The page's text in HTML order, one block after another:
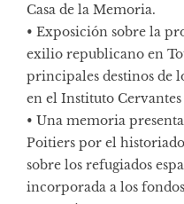
Casa de la Memoria.
• Exposición sobre la
exilio republicano en
principales destinos de
en el Instituto
• Una memoria
Poitiers por el
sobre los refugiados
incorporada a los